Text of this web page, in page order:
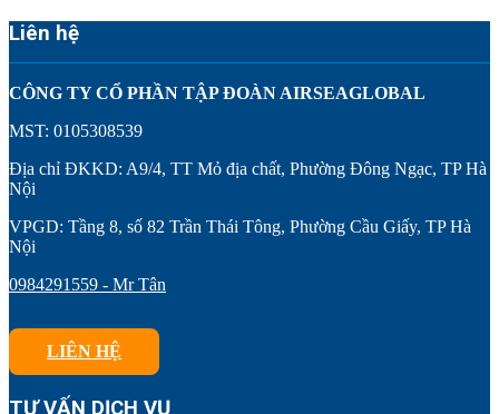
Liên hệ
CÔNG TY CỔ PHẦN TẬP ĐOÀN AIRSEAGLOBAL
MST: 0105308539
Địa chỉ ĐKKD: A9/4, TT Mỏ địa chất, Phường Đông Ngạc, TP Hà
Nội
VPGD: Tầng 8, số 82 Trần Thái Tông, Phường Cầu Giấy, TP Hà
Nội
0984291559 - Mr Tân
LIÊN HỆ
TƯ VẤN DỊCH VỤ